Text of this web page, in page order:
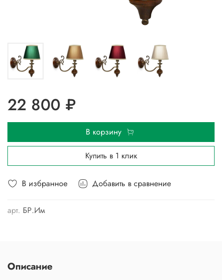
В избранное Добавить в сравнение
арт. БР.Им
22 800 ₽
В корзину
Купить в 1 клик
Описание